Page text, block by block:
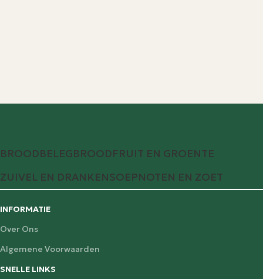
BROODBELEGBROODFRUIT EN GROENTE
ZUIVEL EN DRANKENSOEPNOTEN EN ZOET
INFORMATIE
Over Ons
Algemene Voorwaarden
SNELLE LINKS